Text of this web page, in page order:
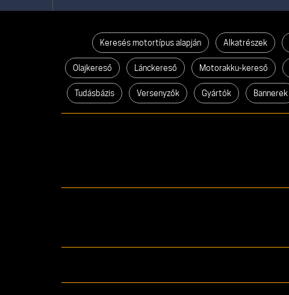
Keresés motortípus alapján Alkatrészek
Olajkereső Lánckereső Motorakku-kereső
Tudásbázis Versenyzők Gyártók Bannerek